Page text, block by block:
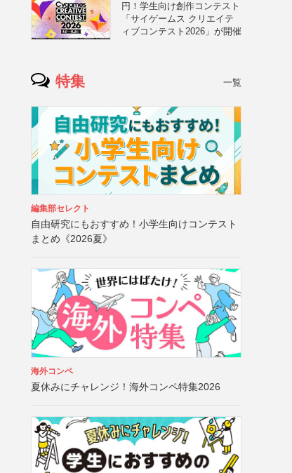
円！学生向け創作コンテスト
「サイゲームス クリエイテ
ィブコンテスト2026」が開催
特集 一覧
編集部セレクト
自由研究にもおすすめ！小学生向けコンテスト
まとめ《2026夏》
海外コンペ
夏休みにチャレンジ！海外コンペ特集2026